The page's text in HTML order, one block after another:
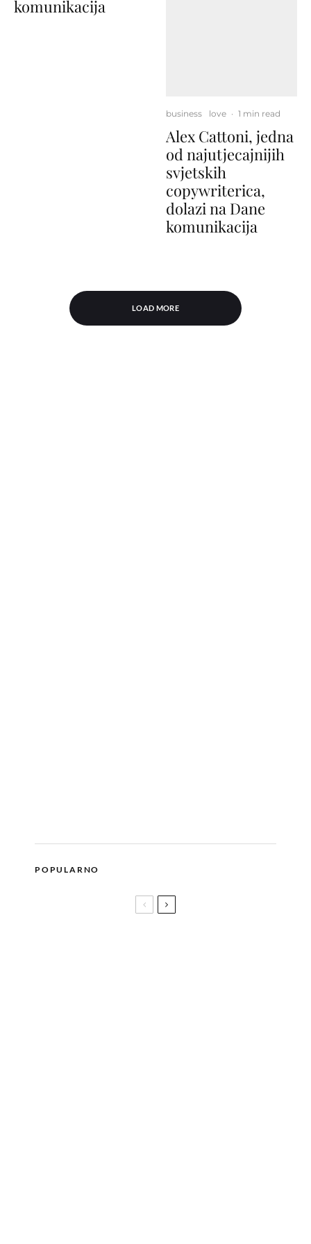
komunikacija
business love · 1 min read
Alex Cattoni, jedna
od najutjecajnijih
svjetskih
copywriterica,
dolazi na Dane
komunikacija
LOAD MORE
POPULARNO